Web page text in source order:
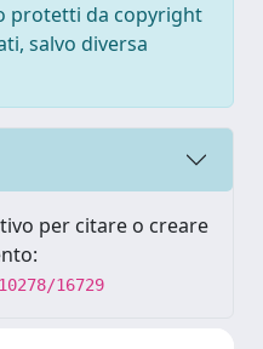
protetti da copyright
salvo diversa
per citare o creare
16729